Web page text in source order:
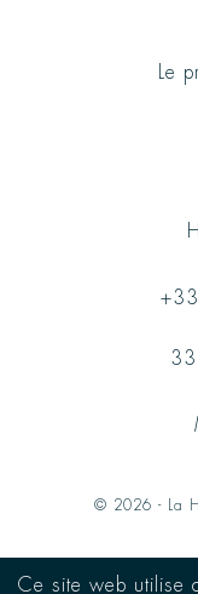
Ce site web utilise
Le
© 2026 - La